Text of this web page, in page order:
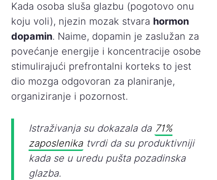
Kada osoba sluša glazbu (pogotovo onu
koju voli), njezin mozak stvara hormon
dopamin. Naime, dopamin je zaslužan za
povećanje energije i koncentracije osobe
stimulirajući prefrontalni korteks to jest
dio mozga odgovoran za planiranje,
organiziranje i pozornost.
Istraživanja su dokazala da 71%
zaposlenikatvrdi da su produktivniji
kada se u uredu pušta pozadinska
glazba.